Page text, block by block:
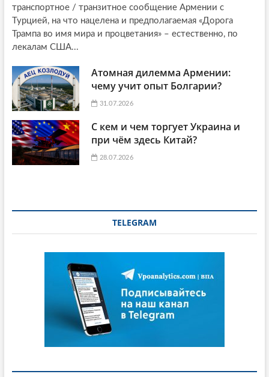
транспортное / транзитное сообщение Армении с
Турцией, на что нацелена и предполагаемая «Дорога
Трампа во имя мира и процветания» – естественно, по
лекалам США...
Атомная дилемма Армении:
чему учит опыт Болгарии?
31.07.2026
С кем и чем торгует Украина и
при чём здесь Китай?
28.07.2026
TELEGRAM